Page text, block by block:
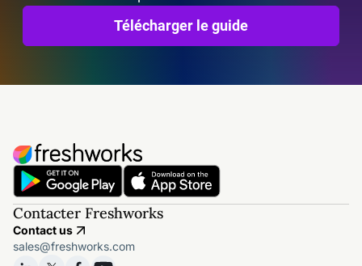
Télécharger le guide
Contacter Freshworks
Contact us
sales@freshworks.com